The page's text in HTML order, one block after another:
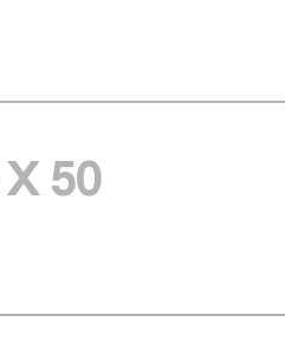
50